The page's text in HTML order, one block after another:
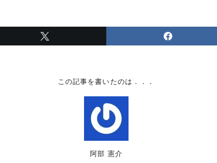
この記事を書いたのは．．．
阿部 憲介